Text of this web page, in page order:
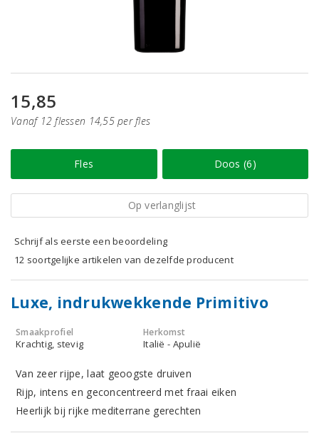
15,85
Vanaf 12 flessen 14,55 per fles
Fles Doos (6)
Op verlanglijst
Schrijf als eerste een beoordeling
12 soortgelijke artikelen van dezelfde producent
Luxe, indrukwekkende Primitivo
Smaakprofiel
Krachtig, stevig
Herkomst
Italië - Apulië
Van zeer rijpe, laat geoogste druiven
Rijp, intens en geconcentreerd met fraai eiken
Heerlijk bij rijke mediterrane gerechten